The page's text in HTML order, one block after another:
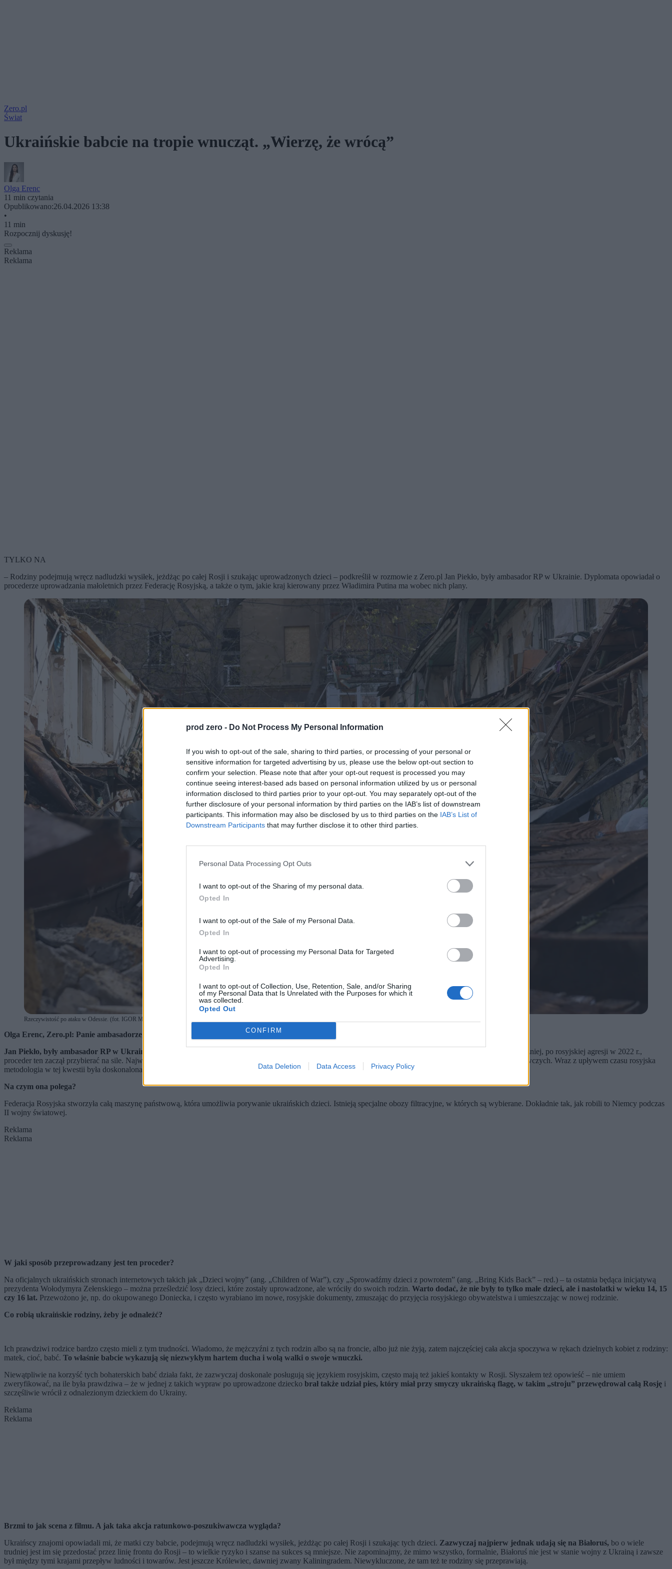
prod zero - Do Not Process My Personal Information
If you wish to opt-out of the sale, sharing to third parties, or processing of your personal or
sensitive information for targeted advertising by us, please use the below opt-out section to
confirm your selection. Please note that after your opt-out request is processed you may
continue seeing interest-based ads based on personal information utilized by us or personal
information disclosed to third parties prior to your opt-out. You may separately opt-out of the
further disclosure of your personal information by third parties on the IAB’s list of downstream
participants. This information may also be disclosed by us to third parties on the IAB’s List of
Downstream Participants that may further disclose it to other third parties.
Personal Data Processing Opt Outs
I want to opt-out of the Sharing of my personal data.
Opted In
I want to opt-out of the Sale of my Personal Data.
Opted In
I want to opt-out of processing my Personal Data for Targeted
Advertising.
Opted In
I want to opt-out of Collection, Use, Retention, Sale, and/or Sharing
of my Personal Data that Is Unrelated with the Purposes for which it
was collected.
Opted Out
CONFIRM
Data Deletion Data Access Privacy Policy
Zero.pl
Świat
Ukraińskie babcie na tropie wnucząt. „Wierzę, że wrócą”
Olga Erenc
11 min czytania
Opublikowano:26.04.2026 13:38
•
11 min
Rozpocznij dyskusję!
Reklama
Reklama
TYLKO NA
– Rodziny podejmują wręcz nadludzki wysiłek, jeżdżąc po całej Rosji i szukając uprowadzonych dzieci – podkreślił w rozmowie z Zero.pl Jan Piekło, były ambasador RP w Ukrainie. Dyplomata opowiadał o
procederze uprowadzania małoletnich przez Federację Rosyjską, a także o tym, jakie kraj kierowany przez Władimira Putina ma wobec nich plany.
Rzeczywistość po ataku w Odessie. (fot. IGOR MASLOV / PAP / EPA)
Olga Erenc, Zero.pl: Panie ambasadorze, co się dzieje z uprowadzonymi przez Rosję ukraińskimi dziećmi?
Jan Piekło, były ambasador RP w Ukrainie:
Proces uprowadzania ukraińskich dzieci rozpoczął się już w 2014 r., gdy zaczęła tworzyć się Republika Doniecka. Później, po rosyjskiej agresji w 2022 r.,
proceder ten zaczął przybierać na sile. Największy dramat był w Mariupolu. Dzieci oddawano albo rosyjskim rodzinom na wychowanie, albo do placówek wychowawczych. Wraz z upływem czasu rosyjska
metodologia w tej kwestii była doskonalona.
Na czym ona polega?
Federacja Rosyjska stworzyła całą maszynę państwową, która umożliwia porywanie ukraińskich dzieci. Istnieją specjalne obozy filtracyjne, w których są wybierane. Dokładnie tak, jak robili to Niemcy podczas
II wojny światowej.
Reklama
Reklama
W jaki sposób przeprowadzany jest ten proceder?
Na oficjalnych ukraińskich stronach internetowych takich jak „Dzieci wojny” (ang. „Children of War”), czy „Sprowadźmy dzieci z powrotem” (ang. „Bring Kids Back” – red.) – ta ostatnia będąca inicjatywą
prezydenta Wołodymyra Zełenskiego – można prześledzić losy dzieci, które zostały uprowadzone, ale wróciły do swoich rodzin. Warto dodać, że nie były to tylko małe dzieci, ale i nastolatki w wieku 14, 15
czy 16 lat. Przewożono je, np. do okupowanego Doniecka, i często wyrabiano im nowe, rosyjskie dokumenty, zmuszając do przyjęcia rosyjskiego obywatelstwa i umieszczając w nowej rodzinie.
Co robią ukraińskie rodziny, żeby je odnaleźć?
Ich prawdziwi rodzice bardzo często mieli z tym trudności. Wiadomo, że mężczyźni z tych rodzin albo są na froncie, albo już nie żyją, zatem najczęściej cała akcja spoczywa w rękach dzielnych kobiet z rodziny:
matek, cioć, babć. To właśnie babcie wykazują się niezwykłym hartem ducha i wolą walki o swoje wnuczki.
Niewątpliwie na korzyść tych bohaterskich babć działa fakt, że zazwyczaj doskonale posługują się językiem rosyjskim, często mają też jakieś kontakty w Rosji. Słyszałem też opowieść – nie umiem
zweryfikować, na ile była prawdziwa – że w jednej z takich wypraw po uprowadzone dziecko brał także udział pies, który miał przy smyczy ukraińską flagę, w takim „stroju” przewędrował całą Rosję i
szczęśliwie wrócił z odnalezionym dzieckiem do Ukrainy.
Reklama
Reklama
Brzmi to jak scena z filmu. A jak taka akcja ratunkowo-poszukiwawcza wygląda?
Ukraińscy znajomi opowiadali mi, że matki czy babcie, podejmują wręcz nadludzki wysiłek, jeżdżąc po całej Rosji i szukając tych dzieci. Zazwyczaj najpierw jednak udają się na Białoruś, bo o wiele
trudniej jest im się przedostać przez linię frontu do Rosji – to wielkie ryzyko i szanse na sukces są mniejsze. Nie zapominajmy, że mimo wszystko, formalnie, Białoruś nie jest w stanie wojny z Ukrainą i zawsze
był między tymi krajami przepływ ludności i towarów. Jest jeszcze Królewiec, dawniej zwany Kaliningradem. Niewykluczone, że tam też te rodziny się przeprawiają.